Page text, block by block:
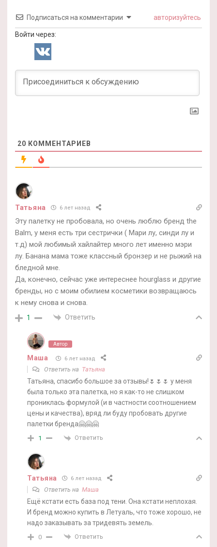
Подписаться на комментарии авторизуйтесь
Войти через:
20 КОММЕНТАРИЕВ
Татьяна 6 лет назад
Эту палетку не пробовала, но очень люблю бренд the
Balm, у меня есть три сестрички ( Мари лу, синди лу и
т.д) мой любимый хайлайтер много лет именно мэри
лу. Банана мама тоже классный бронзер и не рыжий на
бледной мне.
Да, конечно, сейчас уже интереснее hourglass и другие
бренды, но с моим обилием косметики возвращаюсь
к нему снова и снова.
1 Ответить
Автор
Маша 6 лет назад
Ответить на Татьяна
Татьяна, спасибо большое за отзывы!🌷🌷🌷 у меня
была только эта палетка, но я как-то не слишком
прониклась формулой (и в частности соотношением
цены и качества), вряд ли буду пробовать другие
палетки бренда🤗🤗🤗
1 Ответить
Татьяна 6 лет назад
Ответить на Маша
Ещё кстати есть база под тени. Она кстати неплохая.
И бренд можно купить в Летуаль, что тоже хорошо, не
надо заказывать за тридевять земель.
0 Ответить